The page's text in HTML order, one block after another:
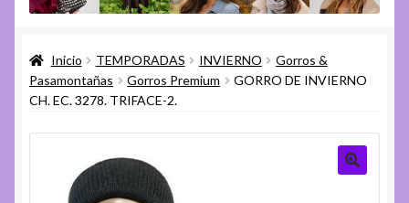
menú
hijo
Ayuda
el
hijo
Inicio TEMPORADAS INVIERNO
Gorros &
Pasamontañas
Gorros Premium
GORRO DE INVIERNO
CH. EC. 3278. TRIFACE-2.